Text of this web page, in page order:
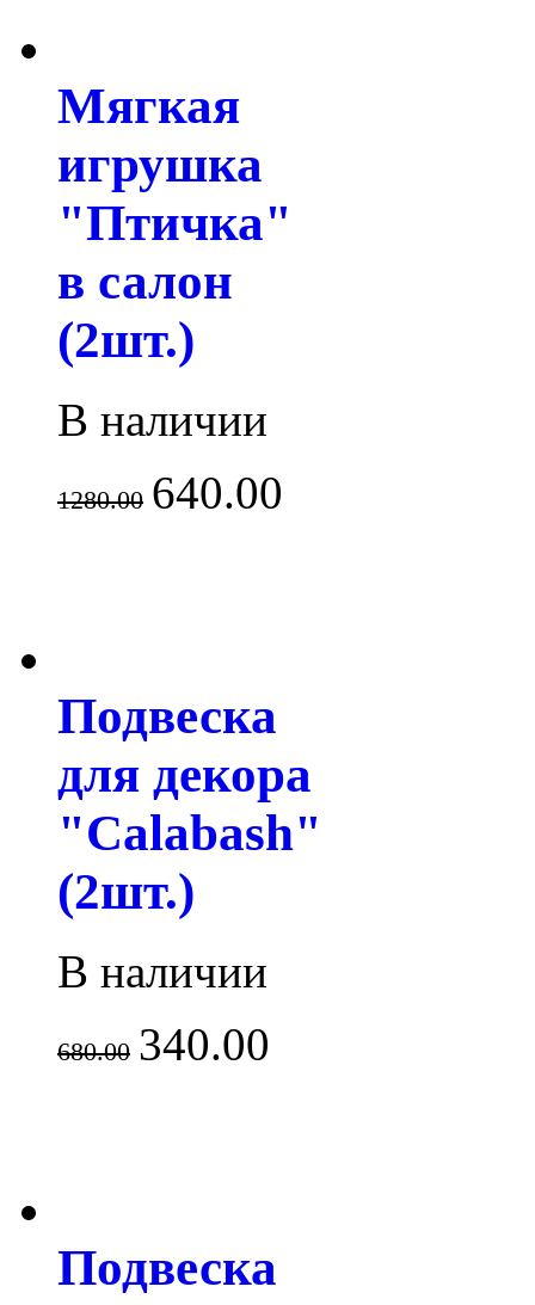
Мягкая
игрушка
"Птичка"
в салон
(2шт.)
В наличии
1280.00 640.00
Подвеска
для декора
"Calabash"
(2шт.)
В наличии
680.00 340.00
Подвеска